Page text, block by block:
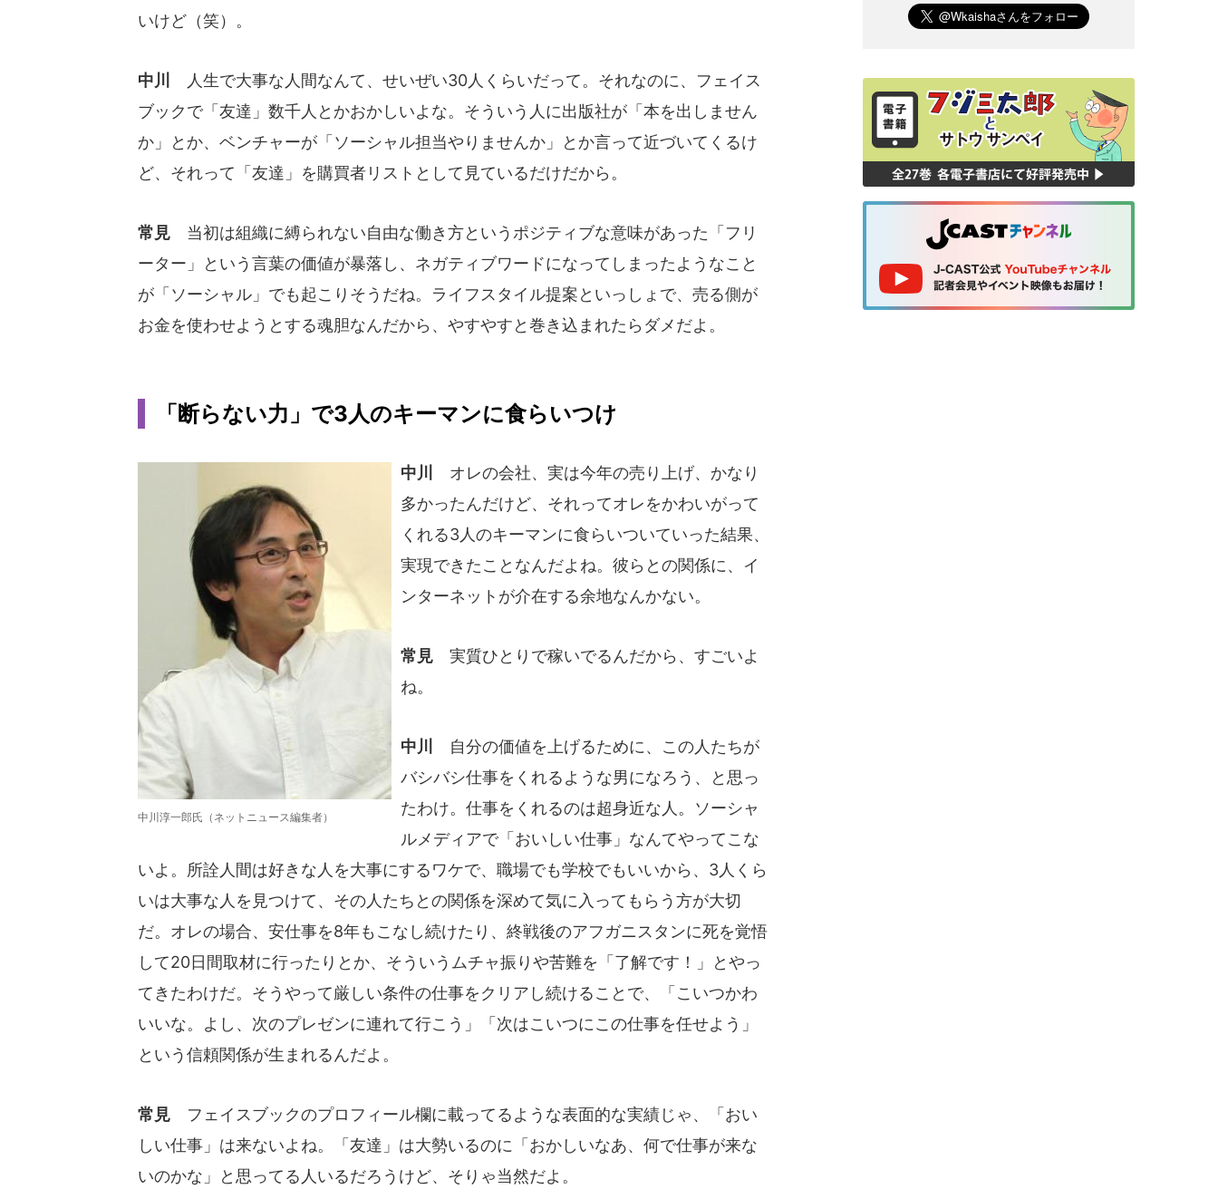
いけど（笑）。
中川
人生で大事な人間なんて、せいぜい30人くらいだって。それなのに、フェイス
ブックで「友達」数千人とかおかしいよな。そういう人に出版社が「本を出しません
か」とか、ベンチャーが「ソーシャル担当やりませんか」とか言って近づいてくるけ
ど、それって「友達」を購買者リストとして見ているだけだから。
常見 当初は組織に縛られない自由な働き方というポジティブな意味があった「フリ
ーター」という言葉の価値が暴落し、ネガティブワードになってしまったようなこと
が「ソーシャル」でも起こりそうだね。ライフスタイル提案といっしょで、売る側が
お金を使わせようとする魂胆なんだから、やすやすと巻き込まれたらダメだよ。
「断らない力」で3人のキーマンに食らいつけ
中川淳一郎氏（ネットニュース編集者）
中川
オレの会社、実は今年の売り上げ、かなり
多かったんだけど、それってオレをかわいがって
くれる3人のキーマンに食らいついていった結果、
実現できたことなんだよね。彼らとの関係に、イ
ンターネットが介在する余地なんかない。
常見 実質ひとりで稼いでるんだから、すごいよ
ね。
中川
自分の価値を上げるために、この人たちが
バシバシ仕事をくれるような男になろう、と思っ
たわけ。仕事をくれるのは超身近な人。ソーシャ
ルメディアで「おいしい仕事」なんてやってこな
いよ。所詮人間は好きな人を大事にするワケで、職場でも学校でもいいから、3人くら
いは大事な人を見つけて、その人たちとの関係を深めて気に入ってもらう方が大切
だ。オレの場合、安仕事を8年もこなし続けたり、終戦後のアフガニスタンに死を覚悟
して20日間取材に行ったりとか、そういうムチャ振りや苦難を「了解です！」とやっ
てきたわけだ。そうやって厳しい条件の仕事をクリアし続けることで、「こいつかわ
いいな。よし、次のプレゼンに連れて行こう」「次はこいつにこの仕事を任せよう」
という信頼関係が生まれるんだよ。
常見 フェイスブックのプロフィール欄に載ってるような表面的な実績じゃ、「おい
しい仕事」は来ないよね。「友達」は大勢いるのに「おかしいなあ、何で仕事が来な
いのかな」と思ってる人いるだろうけど、そりゃ当然だよ。